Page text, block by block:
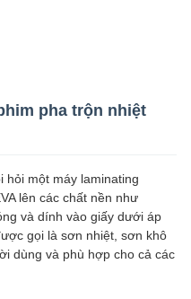
pha trộn nhiệt
hỏi một máy laminating
lên các chất nền như
và dính vào giấy dưới áp
gọi là sơn nhiệt, sơn khô
dùng và phù hợp cho cả các